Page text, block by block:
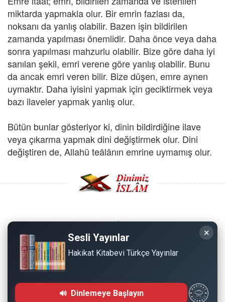
miktarda yapmakla olur. Bir emrin fazlası da,
noksanı da yanlış olabilir. Bazen işin bildirilen
zamanda yapılması önemlidir. Daha önce veya daha
sonra yapılması mahzurlu olabilir. Bize göre daha iyi
sanılan şekil, emri verene göre yanlış olabilir. Bunu
da ancak emri veren bilir. Bize düşen, emre aynen
uymaktır. Daha iyisini yapmak için geciktirmek veya
bazı ilaveler yapmak yanlış olur.
Bütün bunlar gösteriyor ki, dinin bildirdiğine ilave
veya çıkarma yapmak dini değiştirmek olur. Dini
değiştiren de, Allahü teâlânın emrine uymamış olur.
Copyright © 2008 - Dinimiz İslam. Her Hakkı Saklıdır.
Sitemizdeki bilgiler, bütün insanların istifadesi için
hazırlanmıştır. Orijinaline sadık kalmak şartıyla, izin
almaya gerek kalmadan, herkes istediği gibi alıp istifade
edebilir.
×
Sesli Yayınlar
Hakikat Kitabevi Türkçe Yayınlar
Dinlemeye Başlayın